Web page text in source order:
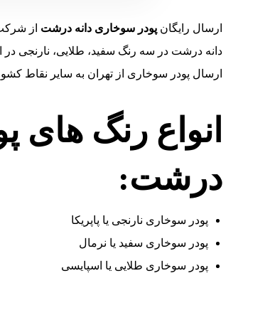
ارسال رایگانپودر سوخاری دانه درشت از
ارسال پودر سوخاری از تهران به سایر نقاط
انواع رنگ های
درشت:
پودر سوخاری نارنجی یا پاپریکا
پودر سوخاری سفید یا نرمال
پودر سوخاری طلایی یا اسپایسی